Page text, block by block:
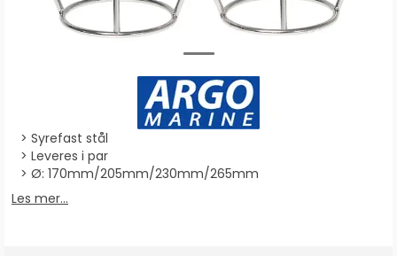
Syrefast stål
Leveres i par
Ø: 170mm/205mm/230mm/265mm
Les mer...